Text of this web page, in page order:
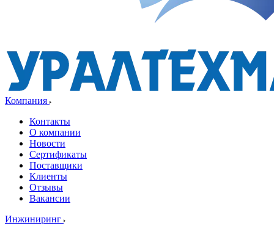
Компания
Контакты
О компании
Новости
Сертификаты
Поставщики
Клиенты
Отзывы
Вакансии
Инжиниринг